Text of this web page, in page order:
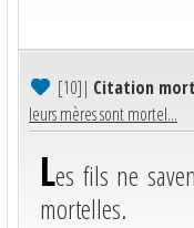
[10]| Citation mort
leurs mères sont mortel...
Les fils ne
mortelles.